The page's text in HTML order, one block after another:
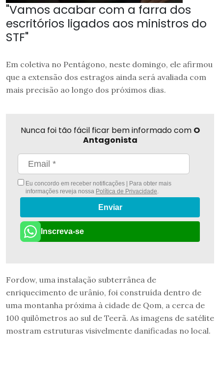
"Vamos acabar com a farra dos
escritórios ligados aos ministros do
STF"
Em coletiva no Pentágono, neste domingo, ele afirmou
que a extensão dos estragos ainda será avaliada com
mais precisão ao longo dos próximos dias.
Nunca foi tão fácil ficar bem informado com O
Antagonista
Eu concordo em receber notificações | Para obter mais
informações reveja nossa Política de Privacidade.
Enviar
Inscreva-se
Fordow, uma instalação subterrânea de
enriquecimento de urânio, foi construída dentro de
uma montanha próxima à cidade de Qom, a cerca de
100 quilômetros ao sul de Teerã. As imagens de satélite
mostram estruturas visivelmente danificadas no local.